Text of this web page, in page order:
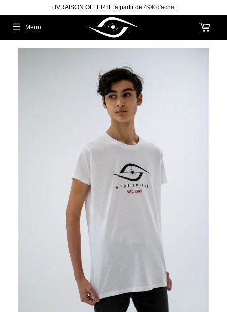
LIVRAISON OFFERTE à partir de 49€ d'achat
Menu